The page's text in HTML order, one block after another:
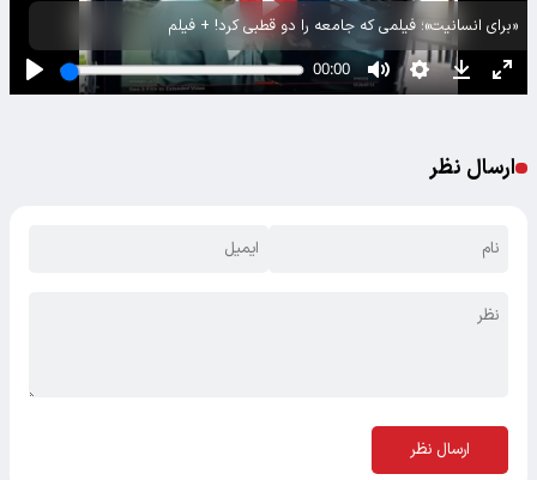
«برای انسانیت»؛ فیلمی که جامعه را دو قطبی کرد! + فیلم
ارسال نظر
ارسال نظر